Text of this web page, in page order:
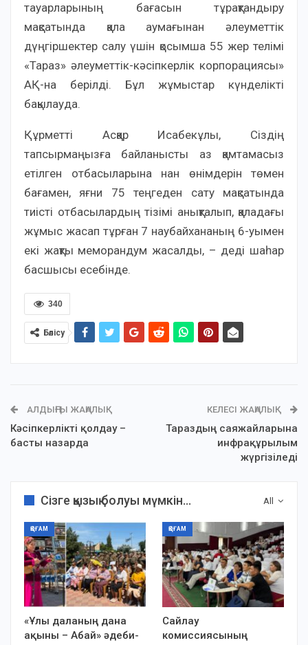
тауарларының бағасын тұрақтандыру
мақсатында қала аумағынан әлеуметтік
дүңгіршектер салу үшін қосымша 55 жер телімі
«Тараз» әлеуметтік-кәсіпкерлік корпорациясы»
АҚ-на берілді. Бұл жұмыстар күнделікті
бақылауда.
Құрметті Асқар Исабекұлы, Сіздің
тапсырмаңызға байланысты аз қамтамасыз
етілген отбасыларына нан өнімдерін төмен
бағамен, яғни 75 теңгеден сату мақсатында
тиісті отбасылардың тізімі анықталып, қаладағы
жұмыс жасап тұрған 7 наубайхананың 6-уымен
екі жақты меморандум жасалды, – деді шаһар
басшысы есебінде.
340
Бөлісу
АЛДЫҢҒЫ ЖАҢАЛЫҚ
Кәсіпкерлікті қолдау –
басты назарда
КЕЛЕСІ ЖАҢАЛЫҚ
Тараздың саяжайларына
инфрақұрылым
жүргізіледі
All
Сізге қызық болуы мүмкін...
ҚОҒАМ
«Ұлы даланың дана
ақыны – Абай» әдеби-
ҚОҒАМ
Сайлау
комиссиясының